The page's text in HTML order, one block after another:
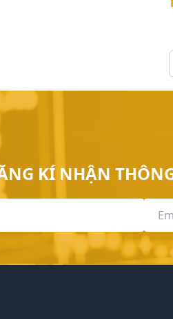
KÍ NHẬN